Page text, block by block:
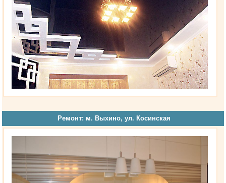
Ремонт: м. Выхино, ул. Косинская